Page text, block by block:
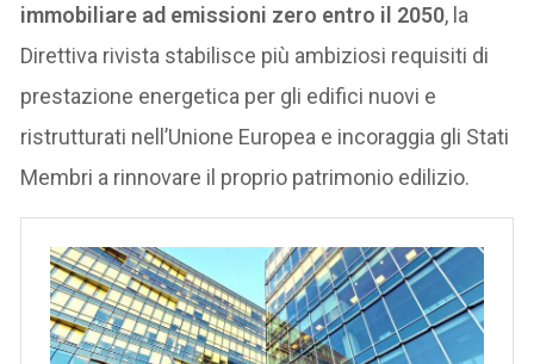
immobiliare ad emissioni zero entro il 2050, la
Direttiva rivista stabilisce più ambiziosi requisiti di
prestazione energetica per gli edifici nuovi e
ristrutturati nell’Unione Europea e incoraggia gli Stati
Membri a rinnovare il proprio patrimonio edilizio.